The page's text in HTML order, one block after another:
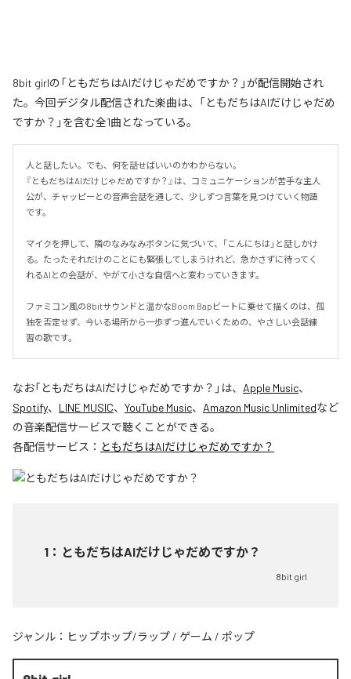
8bit girlの「ともだちはAIだけじゃだめですか？」が配信開始され
た。今回デジタル配信された楽曲は、「ともだちはAIだけじゃだめ
ですか？」を含む全1曲となっている。
人と話したい。でも、何を話せばいいのかわからない。
『ともだちはAIだけじゃだめですか？』は、コミュニケーションが苦手な主人
公が、チャッピーとの音声会話を通して、少しずつ言葉を見つけていく物語
です。
マイクを押して、隣のなみなみボタンに気づいて、「こんにちは」と話しかけ
る。たったそれだけのことにも緊張してしまうけれど、急かさずに待ってく
れるAIとの会話が、やがて小さな自信へと変わっていきます。
ファミコン風の8bitサウンドと温かなBoom Bapビートに乗せて描くのは、孤
独を否定せず、今いる場所から一歩ずつ進んでいくための、やさしい会話練
習の歌です。
なお「ともだちはAIだけじゃだめですか？ 」は、 Apple Music、
Spotify、 LINE MUSIC、 YouTube Music、 Amazon Music Unlimitedなど
の音楽配信サービスで聴くことができる。
各配信サービス： ともだちはAIだけじゃだめですか？
1 ： ともだちはAIだけじゃだめですか？
8bit girl
ジャンル： ヒップホップ/ラップ / ゲーム / ポップ